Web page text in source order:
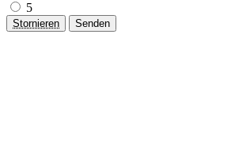
5
Stornieren Senden